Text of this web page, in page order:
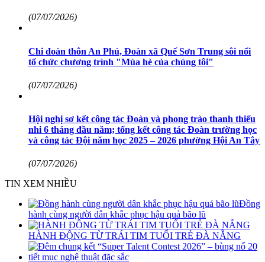
(07/07/2026)
Chi đoàn thôn An Phú, Đoàn xã Quế Sơn Trung sôi nổi
tổ chức chương trình "Mùa hè của chúng tôi"
(07/07/2026)
Hội nghị sơ kết công tác Đoàn và phong trào thanh thiếu
nhi 6 tháng đầu năm; tổng kết công tác Đoàn trường học
và công tác Đội năm học 2025 – 2026 phường Hội An Tây
(07/07/2026)
TIN XEM NHIỀU
Đồng
hành cùng người dân khắc phục hậu quả bão lũ
HÀNH ĐỘNG TỪ TRÁI TIM TUỔI TRẺ ĐÀ NẴNG